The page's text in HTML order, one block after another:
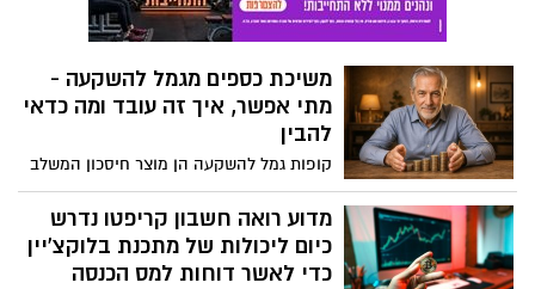
דיגיטליות מאפשרת לכם לגשת לכל הספרייה
מכל מקום, ולרכז בה גם את הספרים שכבר
ספרים הדיגיטלי שלכם.
משיכת כספים מגמל להשקעה -
מתי אפשר, איך זה עובד ומה כדאי
להבין
קופות גמל להשקעה הן מוצר חיסכון המשלב
בין אפשרות להשקיע בשוק ההון לבין גישה
נזילה לכסף שנצבר. אחד הנושאים המרכזיים
שמעסיקים חוסכים לאורך הדרך הוא אופן
משיכת הכספים: מתי ניתן למשוך, באילו
מדוע רואה חשבון קריפטו נדרש
כיום ליכולות של מתכנת בלוקצ'יין
כדי לאשר דוחות למס הכנסה